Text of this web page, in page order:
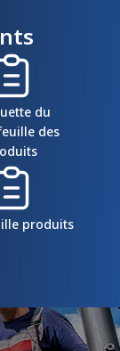
du
des
produits